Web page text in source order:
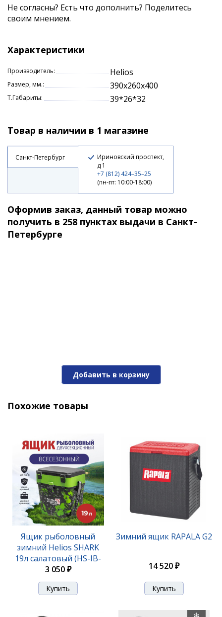
Длина: 39 см (по верху), 32 см - по низу.
Высота: 40 см.
Вес ящика: 2 кг
Не согласны? Есть что дополнить? Поделитесь
своим мнением.
Характеристики
Производитель: Helios
Размер, мм.: 390x260x400
Т.Габариты: 39*26*32
Товар в наличии в 1 магазине
Санкт-Петербург
Ириновский проспект,
д 1
+7 (812) 424–35–25
(пн-пт: 10:00-18:00)
Оформив заказ, данный товар можно
получить в 258 пунктах выдачи в Санкт-
Петербурге
Добавить в корзину
Похожие товары
Ящик рыболовный
зимний Helios SHARK
19л салатовый (HS-IB-
19-SHG)
3 050 ₽
Зимний ящик RAPALA G2
14 520 ₽